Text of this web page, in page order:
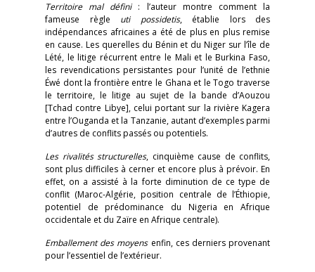
Territoire mal défini : l’auteur montre comment la
fameuse règle uti possidetis, établie lors des
indépendances africaines a été de plus en plus remise
en cause. Les querelles du Bénin et du Niger sur l’île de
Lété, le litige récurrent entre le Mali et le Burkina Faso,
les revendications persistantes pour l’unité de l’ethnie
Éwé dont la frontière entre le Ghana et le Togo traverse
le territoire, le litige au sujet de la bande d’Aouzou
[Tchad contre Libye], celui portant sur la rivière Kagera
entre l’Ouganda et la Tanzanie, autant d’exemples parmi
d’autres de conflits passés ou potentiels.
Les rivalités structurelles, cinquième cause de conflits,
sont plus difficiles à cerner et encore plus à prévoir. En
effet, on a assisté à la forte diminution de ce type de
conflit (Maroc-Algérie, position centrale de l’Éthiopie,
potentiel de prédominance du Nigeria en Afrique
occidentale et du Zaïre en Afrique centrale).
Emballement des moyens enfin, ces derniers provenant
pour l’essentiel de l’extérieur.